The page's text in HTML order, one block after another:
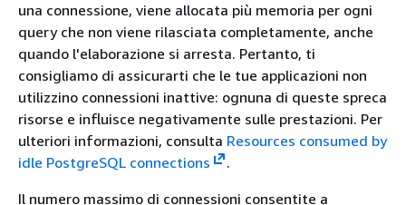
una connessione, viene allocata più memoria per ogni
query che non viene rilasciata completamente, anche
quando l'elaborazione si arresta. Pertanto, ti
consigliamo di assicurarti che le tue applicazioni non
utilizzino connessioni inattive: ognuna di queste spreca
risorse e influisce negativamente sulle prestazioni. Per
ulteriori informazioni, consulta Resources consumed by
idle PostgreSQL connections
.
Il numero massimo di connessioni consentite a